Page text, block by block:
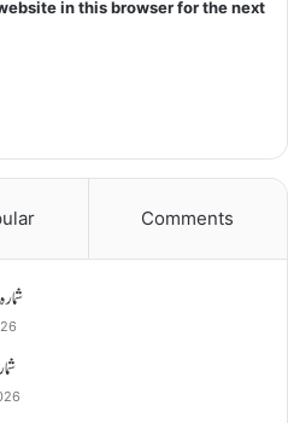
in this browser for the next
Comments